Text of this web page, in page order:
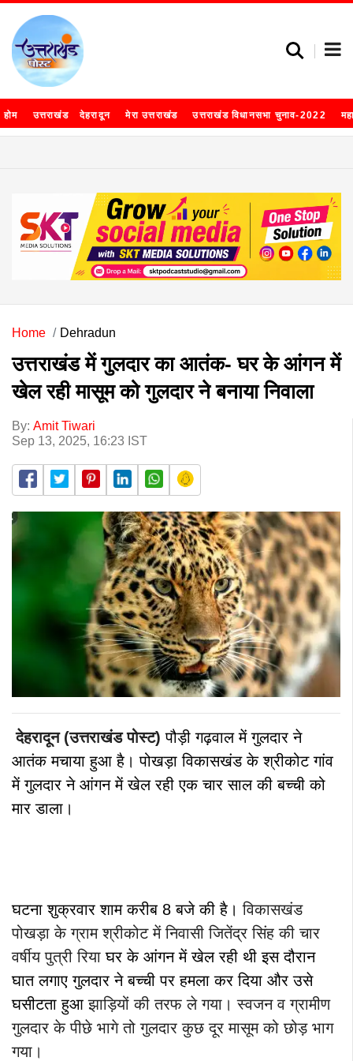
होम उत्तराखंड देहरादून मेरा उत्तराखंड उत्तराखंड विधानसभा चुनाव-2022
Home Dehradun
उत्तराखंड में गुलदार का आतंक- घर के आंगन में
खेल रही मासूम को गुलदार ने बनाया निवाला
By: Amit Tiwari
Sep 13, 2025, 16:23 IST
देहरादून (उत्तराखंड पोस्ट)पौड़ी गढ़वालमें गुलदार ने
आतंक मचाया हुआ है। पोखड़ा विकासखंड के श्रीकोट गांव
में गुलदार ने आंगन में खेल रहीएक चार साल की बच्ची को
मार डाला।
घटना शुक्रवार शाम करीब 8 बजे की है।विकासखंड
पोखड़ा के ग्राम श्रीकोट में निवासी जितेंद्र सिंह की चार
वर्षीय पुत्री रियाघर के आंगन में खेल रही थी इस दौरान
घात लगाए गुलदार ने बच्ची पर हमला कर दिया और उसे
घसीटता हुआझाड़ियों की तरफ ले गया।स्वजन व ग्रामीण
गुलदार के पीछे भागे तो गुलदार कुछ दूर मासूम को छोड़ भाग
गया।